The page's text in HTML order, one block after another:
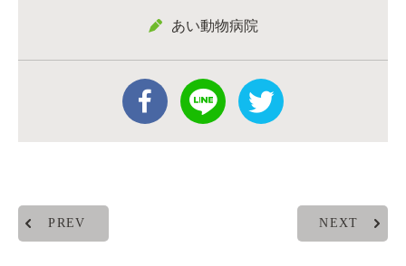
あい動物病院
PREV NEXT